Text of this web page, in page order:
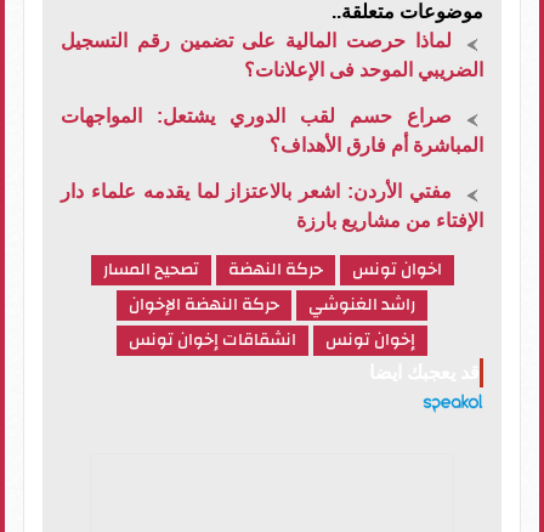
موضوعات متعلقة..
لماذا حرصت المالية على تضمين رقم التسجيل
الضريبي الموحد فى الإعلانات؟
صراع حسم لقب الدوري يشتعل: المواجهات
المباشرة أم فارق الأهداف؟
مفتي الأردن: اشعر بالاعتزاز لما يقدمه علماء دار
الإفتاء من مشاريع بارزة
اخوان تونس حركة النهضة
تصحيح المسار
راشد الغنوشي
حركة النهضة الإخوان
إخوان تونس
انشقاقات إخوان تونس